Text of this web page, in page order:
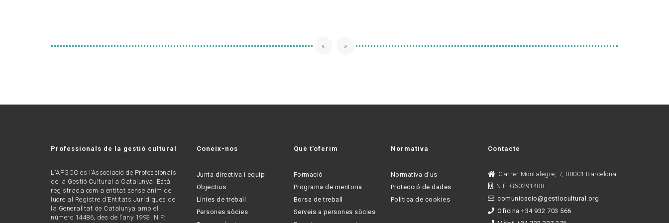
« »
Professionals de la gestió cultural
L'APGCC és l’Associació de Professionals
de la Gestió Cultural a Catalunya. Està
registrada com a entitat sense ànim de
lucre al Registre d’Entitats Jurídiques de
la Generalitat de Catalunya amb el
número 14486, des de l’any 1993. NIF:
Coneix-nos
Junta directiva i equip
Objectius
Línies de treball
Persones sòcies
Què t'oferim
Formació
Programa de mentoria
Borsa de treball
Serveis a persones sòcies
Normativa
Normativa d'us
Protecció de dades
Política de cookies
Contacte
Carrer Montalegre, 7, 08001 Barcelona
NIF. G60291408
comunicacio@gestiocultural.org
Oficina +34 932 703 566